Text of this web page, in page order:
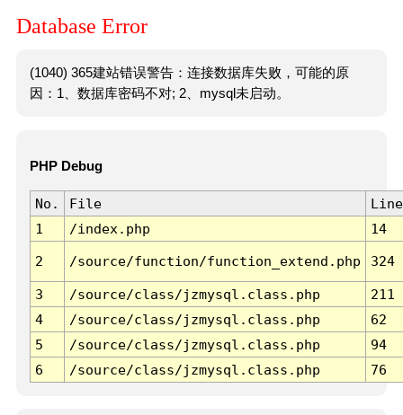
Database Error
(1040) 365建站错误警告：连接数据库失败，可能的原
因：1、数据库密码不对; 2、mysql未启动。
PHP Debug
No. File
Line
1
/index.php 14
2 /source/function/function_extend.php 324
3 /source/class/jzmysql.class.php
211
4
/source/class/jzmysql.class.php
62
5
/source/class/jzmysql.class.php
94
6
/source/class/jzmysql.class.php 76